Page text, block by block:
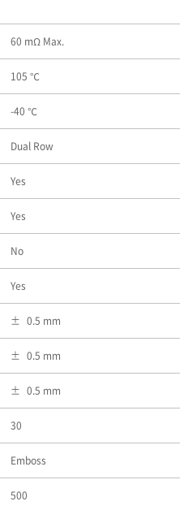
60 mΩ Max.
105 ℃
-40 ℃
Dual Row
Yes
Yes
No
Yes
0.5 mm
0.5 mm
0.5 mm
30
Emboss
500